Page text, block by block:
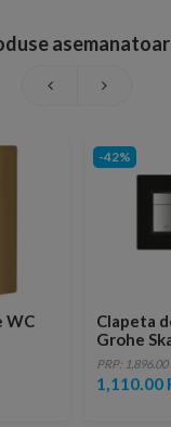
WC
-42%
Clapeta
Grohe
negra
PRP: 1,896.00
1,110.00